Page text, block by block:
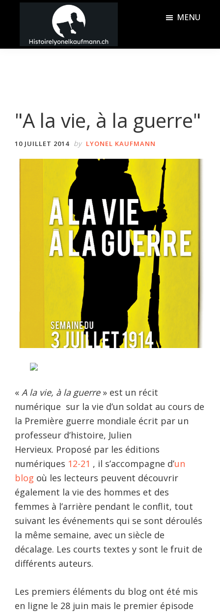
principal
barreHistoire
MENU
"A la vie, à la guerre"
10 JUILLET 2014 by LYONEL KAUFMANN
« A la vie, à la guerre» est un récit
numérique sur la vie d’un soldat au cours de
la Première guerre mondiale écrit par un
professeur d’histoire, Julien
Hervieux. Proposé par les éditions
numériques 12-21 , il s’accompagne d’un
blog où les lecteurs peuvent découvrir
également la vie des hommes et des
femmes à l’arrière pendant le conflit, tout
suivant les événements qui se sont déroulés
la même semaine, avec un siècle de
décalage. Les courts textes y sont le fruit de
différents auteurs.
Les premiers éléments du blog ont été mis
en ligne le 28 juin mais le premier épisode